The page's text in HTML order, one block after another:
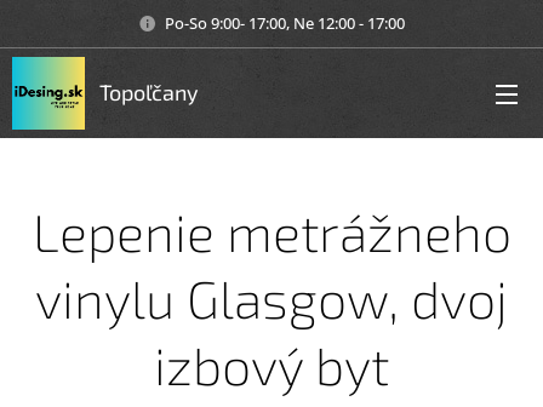
Po-So 9:00- 17:00, Ne 12:00 - 17:00
Topoľčany
Lepenie metrážneho
vinylu Glasgow, dvoj
izbový byt